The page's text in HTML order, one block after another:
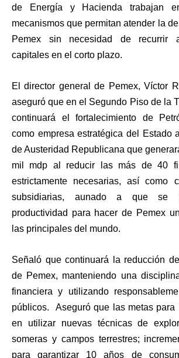
de Energía y Hacienda trabajan
mecanismos que permitan atender la
Pemex sin necesidad de recurrir
capitales en el corto plazo.
El director general de Pemex, Víctor
aseguró que en el Segundo Piso de la
continuará el fortalecimiento de
como empresa estratégica del Estado
de Austeridad Republicana que
mil mdp al reducir las más de 40
estrictamente necesarias, así como
subsidiarias, aunado a que se
productividad para hacer de Pemex
las principales del mundo.
Señaló que continuará la reducción
de Pemex, manteniendo una
financiera y utilizando
públicos. Aseguró que las metas para
en utilizar nuevas técnicas de
someras y campos terrestres;
para garantizar 10 años de